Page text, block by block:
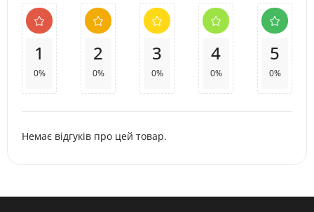
1
0%
2
0%
3
0%
4
0%
5
0%
Немає відгуків про цей товар.